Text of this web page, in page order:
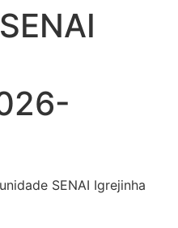
SENAI Igrejinha